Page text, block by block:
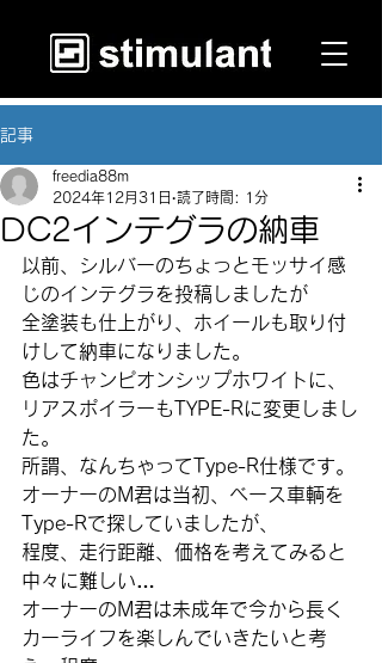
記事
DC2インテグラの納車
freedia88m
2024年12月31日 読了時間: 1分
以前、シルバーのちょっとモッサイ感
じのインテグラを投稿しましたが
全塗装も仕上がり、ホイールも取り付
けして納車になりました。
色はチャンピオンシップホワイトに、
リアスポイラーもTYPE-Rに変更しまし
た。
所謂、なんちゃってType-R仕様です。
オーナーのM君は当初、ベース車輌を
Type-Rで探していましたが、
程度、走行距離、価格を考えてみると
中々に難しい…
オーナーのM君は未成年で今から長く
カーライフを楽しんでいきたいと考